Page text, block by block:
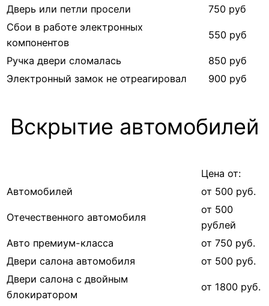
Дверь или петли просели
750 руб
Сбои в работе электронных
компонентов
550 руб
Ручка двери сломалась
850 руб
Электронный замок не отреагировал
900 руб
Вскрытие автомобилей
Цена от:
Автомобилей
от 500 руб.
Отечественного автомобиля
от 500
рублей
Авто премиум-класса
от 750 руб.
Двери салона автомобиля
от 500 руб.
Двери салона с двойным
блокиратором
от 1800 руб.